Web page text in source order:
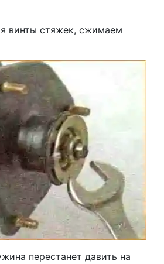
винты стяжек, сжимаем
перестанет давить на